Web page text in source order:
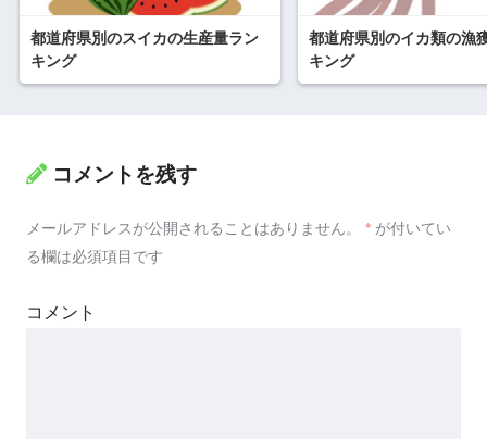
都道府県別のスイカの生産量ラン
キング
都道府県別のイカ類の漁
キング
コメントを残す
メールアドレスが公開されることはありません。 * が付いてい
る欄は必須項目です
コメント